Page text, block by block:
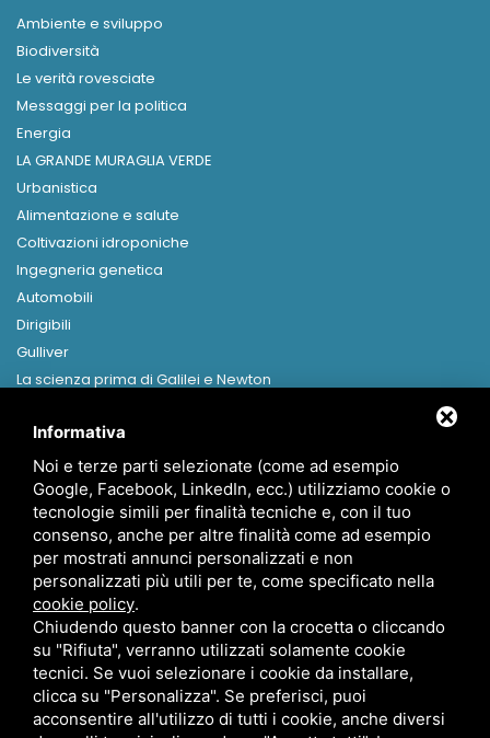
Ambiente e sviluppo
Biodiversità
Le verità rovesciate
Messaggi per la politica
Energia
LA GRANDE MURAGLIA VERDE
Urbanistica
Alimentazione e salute
Coltivazioni idroponiche
Ingegneria genetica
Automobili
Dirigibili
Gulliver
La scienza prima di Galilei e Newton
Home
Presentazione
Canapa
News
Contatti
Informativa
Noi e terze parti selezionate (come ad esempio
Google, Facebook, LinkedIn, ecc.) utilizziamo cookie o
tecnologie simili per finalità tecniche e, con il tuo
consenso, anche per altre finalità come ad esempio
per mostrati annunci personalizzati e non
personalizzati più utili per te, come specificato nella
cookie policy.
Chiudendo questo banner con la crocetta o cliccando
su "Rifiuta", verranno utilizzati solamente cookie
tecnici. Se vuoi selezionare i cookie da installare,
clicca su "Personalizza". Se preferisci, puoi
acconsentire all'utilizzo di tutti i cookie, anche diversi